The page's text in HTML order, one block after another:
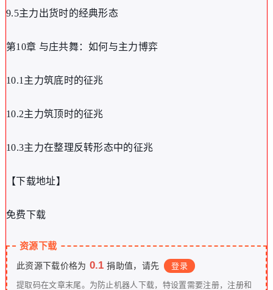
9.5主力出货时的经典形态
第10章 与庄共舞：如何与主力博弈
10.1主力筑底时的征兆
10.2主力筑顶时的征兆
10.3主力在整理反转形态中的征兆
【下载地址】
免费下载
资源下载
此资源下载价格为 0.1 捐助值，请先 登录
提取码在文章末尾。为防止机器人下载，特设置需要注册，注册和